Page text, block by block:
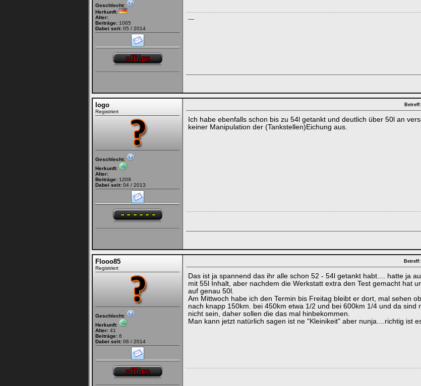
Geschlecht:
Herkunft:
Alter:
Beiträge: 1065
Dabei seit: 05 / 2014
---
logo
Registriert
Geschlecht:
Herkunft:
Alter:
Beiträge: 1209
Dabei seit: 04 / 2013
Betreff:
Ich habe ebenfalls schon bis zu 54l getankt und deutlich über 50l an
keiner Manipulation der (Tankstellen)Eichung aus.
Flooo85
Registriert
Geschlecht:
Herkunft:
Alter: 41
Beiträge: 6
Dabei seit: 06 / 2014
Betreff:
Das ist ja spannend das ihr alle schon 52 - 54l getankt habt.... hatte ja
mit 55l Inhalt, aber nachdem die Werkstatt extra den Test gemacht hat
auf genau 50l.
Am Mittwoch habe ich den Termin bis Freitag bleibt er dort, mal sehen
nach knapp 150km. bei 450km etwa 1/2 und bei 600km 1/4 und da
nicht sein, daher sollen die das mal hinbekommen.
Man kann jetzt natürlich sagen ist ne "Kleinikeit" aber nunja....richtig ist